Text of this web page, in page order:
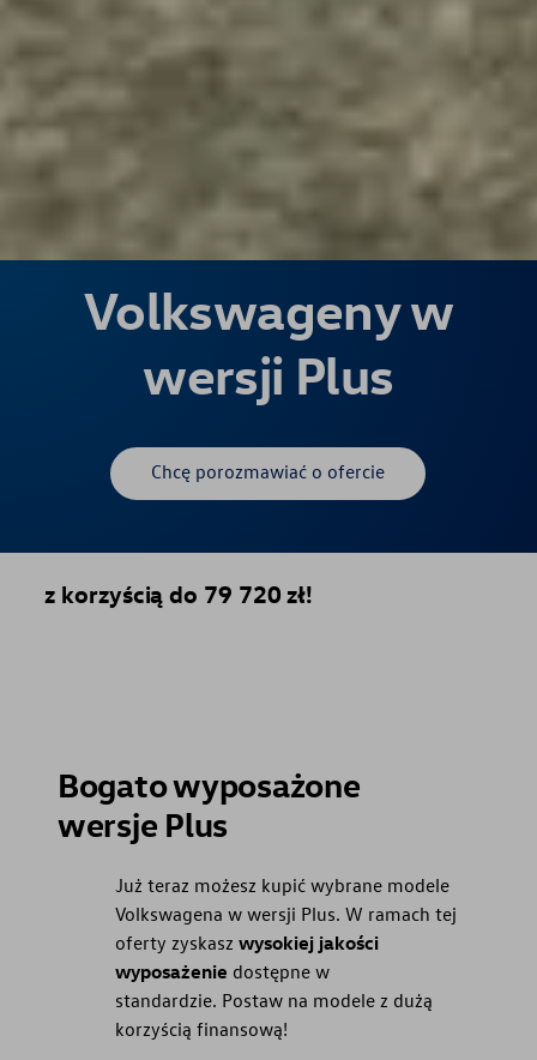
Volkswageny w
wersji Plus
Chcę porozmawiać o ofercie
z korzyścią do 79 720 zł!
Bogato wyposażone
wersje Plus
Już teraz możesz kupić wybrane modele
Volkswagena w wersji Plus. W ramach tej
oferty zyskasz wysokiej jakości
wyposażenie dostępne w
standardzie. Postaw na modele z dużą
korzyścią finansową!